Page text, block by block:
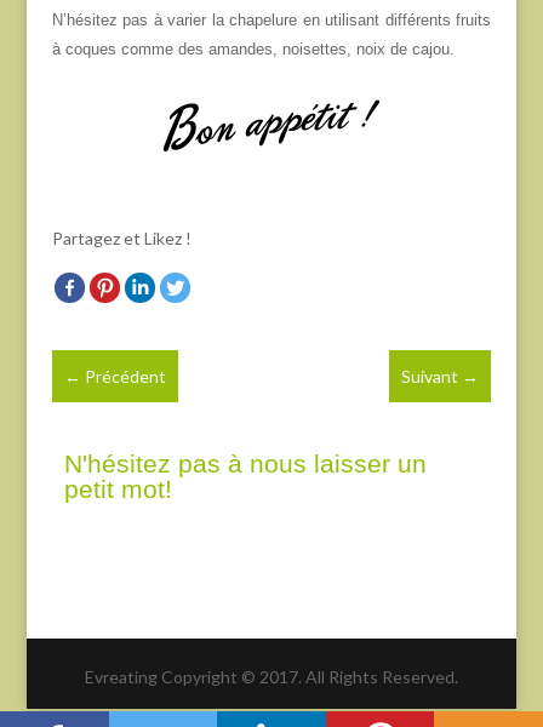
N’hésitez pas à varier la chapelure en utilisant différents fruits
à coques comme des amandes, noisettes, noix de cajou.
Partagez et Likez !
← Précédent Suivant →
N'hésitez pas à nous laisser un
petit mot!
Evreating Copyright © 2017. All Rights Reserved.